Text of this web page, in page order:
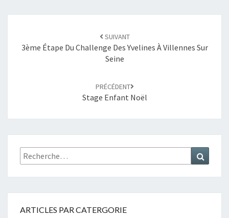
SUIVANT
3ème Étape Du Challenge Des Yvelines À Villennes Sur
Seine
PRÉCÉDENT
Stage Enfant Noël
ARTICLES PAR CATERGORIE